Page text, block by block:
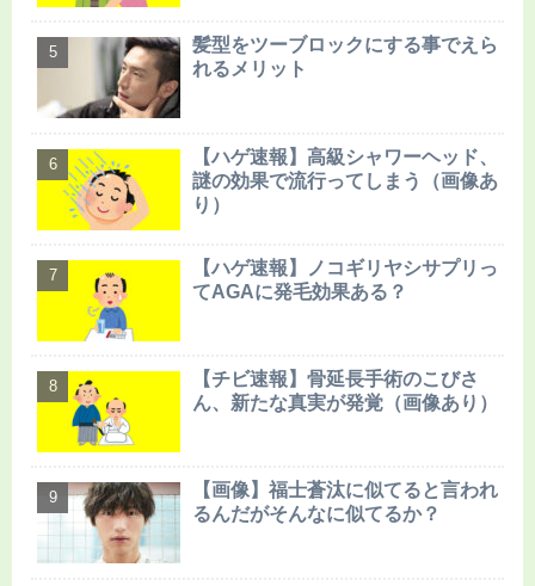
髪型をツーブロックにする事でえら
れるメリット
【ハゲ速報】高級シャワーヘッド、
謎の効果で流行ってしまう（画像あ
り）
【ハゲ速報】ノコギリヤシサプリっ
てAGAに発毛効果ある？
【チビ速報】骨延長手術のこびさ
ん、新たな真実が発覚（画像あり）
【画像】福士蒼汰に似てると言われ
るんだがそんなに似てるか？